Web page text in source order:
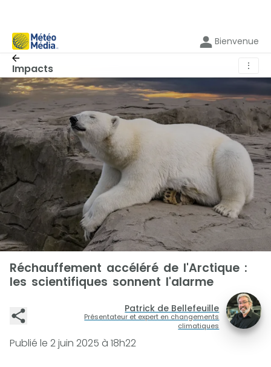
Bienvenue
Impacts ⋮
Réchauffement accéléré de l'Arctique :
les scientifiques sonnent l'alarme
Patrick de Bellefeuille
Présentateur et expert en changements
climatiques
Publié le 2 juin 2025 à 18h22